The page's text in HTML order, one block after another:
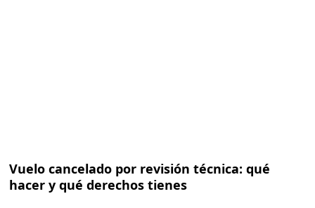
Vuelo cancelado por revisión técnica: qué
hacer y qué derechos tienes